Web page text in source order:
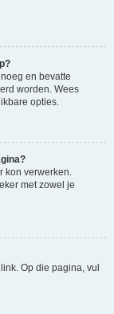
en bevatte
worden. Wees
opties.
kon verwerken.
met zowel je
Op die pagina, vul